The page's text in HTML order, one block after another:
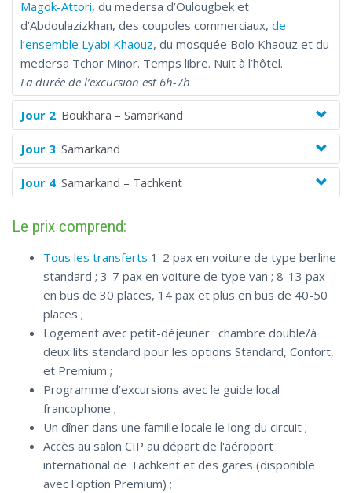
Magok-Attori, du medersa d’Oulougbek et
d’Abdoulazizkhan, des coupoles commerciaux, de
l’ensemble Lyabi Khaouz, du mosquée Bolo Khaouz et du
medersa Tchor Minor. Temps libre. Nuit à l’hôtel.
La durée de l’excursion est 6h-7h
Jour 2: Boukhara – Samarkand
Jour 3: Samarkand
Jour 4: Samarkand – Tachkent
Le prix comprend:
Tous les transferts 1-2 pax en voiture de type berline
standard ; 3-7 pax en voiture de type van ; 8-13 pax
en bus de 30 places, 14 pax et plus en bus de 40-50
places ;
Logement avec petit-déjeuner : chambre double/à
deux lits standard pour les options Standard, Confort,
et Premium ;
Programme d’excursions avec le guide local
francophone ;
Un dîner dans une famille locale le long du circuit ;
Accès au salon CIP au départ de l'aéroport
international de Tachkent et des gares (disponible
avec l'option Premium) ;